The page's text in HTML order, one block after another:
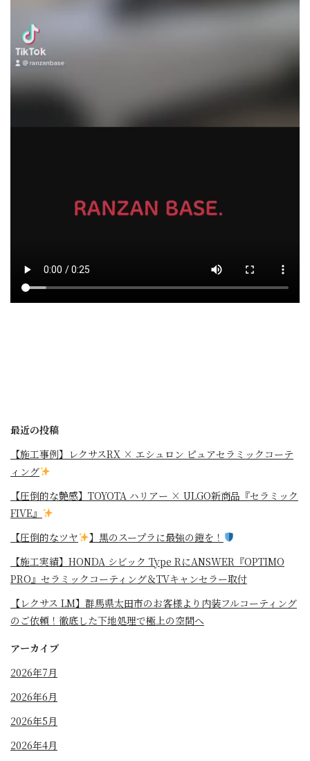
最近の投稿
【施工事例】レクサスRX × エシュロン ピュアセラミックコーテ
ィング
【圧倒的な艶感】TOYOTA ハリアー × ULGO新商品『セラミック
FIVE』
【圧倒的なツヤ
】黒のスープラに最強の鎧を！
⁡【施工実績】HONDA シビック Type RにANSWER『OPTIMO
PRO』セラミックコーティング＆TVキャンセラー取付
【レクサス LM】群馬県太田市のお客様より内装フルコーティング
のご依頼！徹底した下地処理で極上の空間へ
アーカイブ
2026年7月
2026年6月
2026年5月
2026年4月